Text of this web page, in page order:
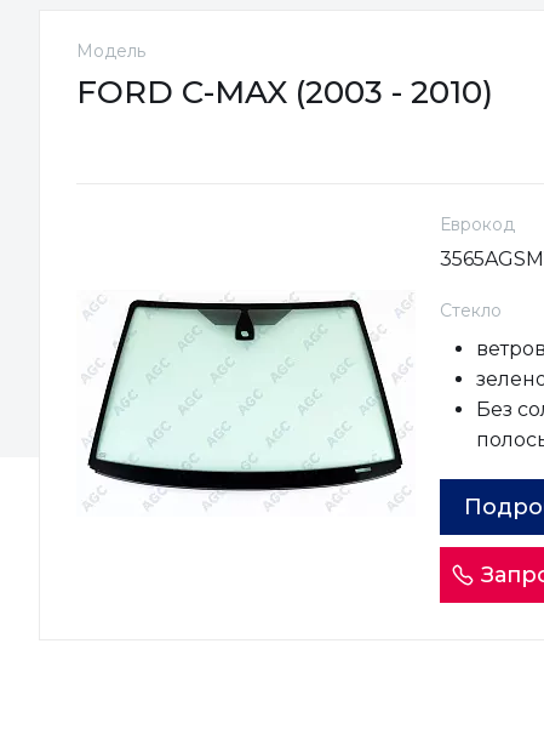
Модель
FORD C-MAX (2003 - 2010)
Еврокод
Стекло
Без